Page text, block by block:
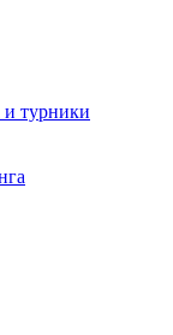
и турники